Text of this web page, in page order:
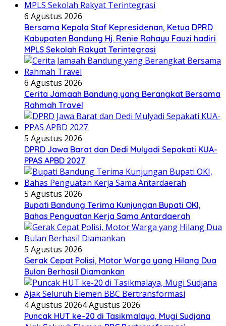
6 Agustus 2026
Bersama Kepala Staf Kepresidenan, Ketua DPRD
Kabupaten Bandung Hj. Renie Rahayu Fauzi hadiri
MPLS Sekolah Rakyat Terintegrasi
6 Agustus 2026
Cerita Jamaah Bandung yang Berangkat Bersama
Rahmah Travel
5 Agustus 2026
DPRD Jawa Barat dan Dedi Mulyadi Sepakati KUA-
PPAS APBD 2027
5 Agustus 2026
Bupati Bandung Terima Kunjungan Bupati OKI,
Bahas Penguatan Kerja Sama Antardaerah
5 Agustus 2026
Gerak Cepat Polisi, Motor Warga yang Hilang Dua
Bulan Berhasil Diamankan
4 Agustus 20264 Agustus 2026
Puncak HUT ke-20 di Tasikmalaya, Mugi Sudjana